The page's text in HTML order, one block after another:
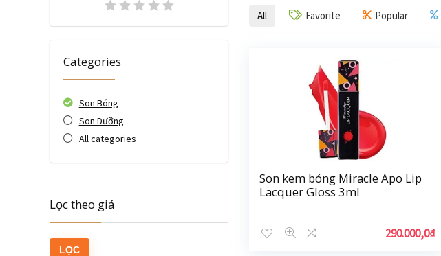
Categories
Son Bóng
Son Dưỡng
All categories
All Favorite Popular
Son kem bóng Miracle Apo Lip
Lacquer Gloss 3ml
290.000,0₫
Lọc theo giá
LỌC